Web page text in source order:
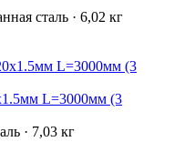
сталь · 6,02 кг
L=3000мм (3
· 7,03 кг